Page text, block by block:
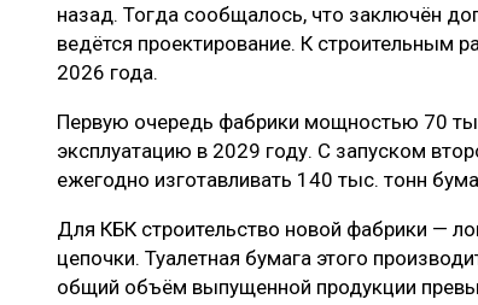
назад. Тогда сообщалось, что заключён
ведётся проектирование. К строительным
2026 года.
Первую очередь фабрики мощностью 70
эксплуатацию в 2029 году. С запуском
ежегодно изготавливать 140 тыс. тонн
Для КБК строительство новой фабрики —
цепочки. Туалетная бумага этого
общий объём выпущенной продукции